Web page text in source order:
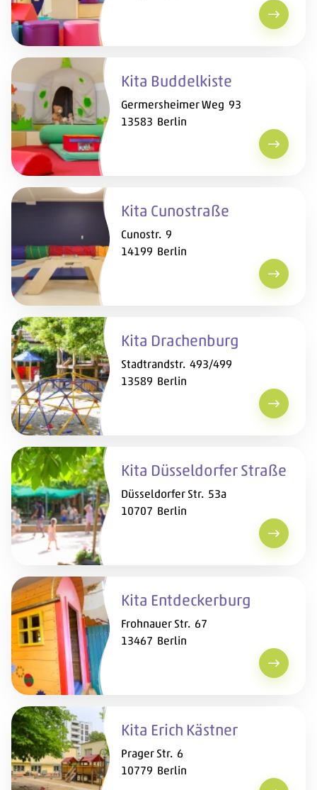
Kita
Kita Buddelkiste
Germersheimer Weg 93
13583 Berlin
Kita
Kita Cunostraße
Cunostr. 9
14199 Berlin
Kita
Kita Drachenburg
Stadtrandstr. 493/499
13589 Berlin
Kita
Kita Düsseldorfer Straße
Düsseldorfer Str. 53a
10707 Berlin
Kita
Kita Entdeckerburg
Frohnauer Str. 67
13467 Berlin
Kita
Kita Erich Kästner
Prager Str. 6
10779 Berlin